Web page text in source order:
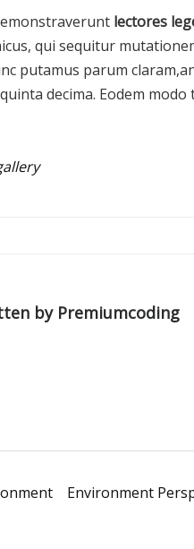
lectores
qui sequitur
putamus parum
decima. Eodem
by Premiumcoding
Environment